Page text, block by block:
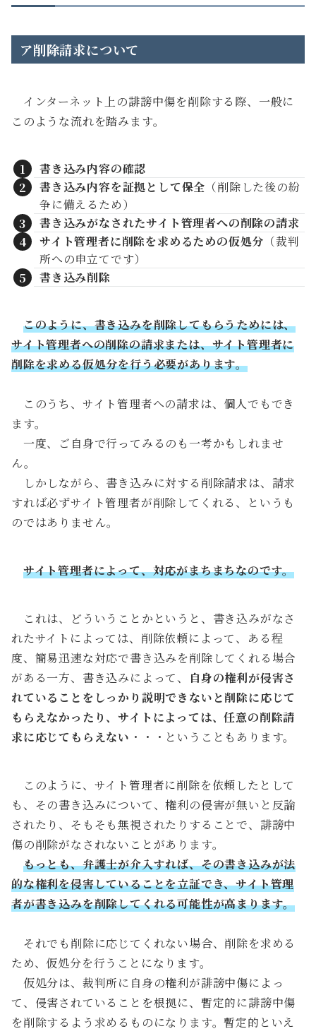
ア削除請求について
インターネット上の誹謗中傷を削除する際、一般に
このような流れを踏みます。
書き込み内容の確認
書き込み内容を証拠として保全 （削除した後の紛
争に備えるため）
書き込みがなされたサイト管理者への削除の請求
サイト管理者に削除を求めるための仮処分 （裁判
所への申立てです）
書き込み削除
このように、書き込みを削除してもらうためには、
サイト管理者への削除の請求または、サイト管理者に
削除を求める仮処分を行う必要があります。
このうち、サイト管理者への請求は、個人でもでき
ます。
一度、ご自身で行ってみるのも一考かもしれませ
ん。
しかしながら、書き込みに対する削除請求は、請求
すれば必ずサイト管理者が削除してくれる、というも
のではありません。
サイト管理者によって、対応がまちまちなのです。
これは、どういうことかというと、書き込みがなさ
れたサイトによっては、削除依頼によって、ある程
度、簡易迅速な対応で書き込みを削除してくれる場合
がある一方、書き込みによって、
自身の権利が侵害さ
れていることをしっかり説明できないと削除に応じて
もらえなかったり、サイトによっては、任意の削除請
求に応じてもらえない ・・・ということもあります。
このように、サイト管理者に削除を依頼したとして
も、その書き込みについて、権利の侵害が無いと反論
されたり、そもそも無視されたりすることで、誹謗中
傷の削除がなされないことがあります。
もっとも、弁護士が介入すれば、その書き込みが法
的な権利を侵害していることを立証でき、サイト管理
者が書き込みを削除してくれる可能性が高まります。
それでも削除に応じてくれない場合、削除を求める
ため、仮処分を行うことになります。
仮処分は、裁判所に自身の権利が誹謗中傷によっ
て、侵害されていることを根拠に、暫定的に誹謗中傷
を削除するよう求めるものになります。暫定的といえ